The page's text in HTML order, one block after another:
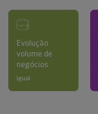
Evolução
volume de
negócios
Igual